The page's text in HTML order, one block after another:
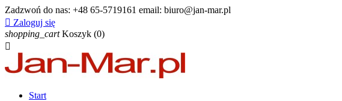
Zadzwoń do nas: +48 65-5719161 email: biuro@jan-mar.pl
 Zaloguj się
shopping_cart Koszyk (0)

Start